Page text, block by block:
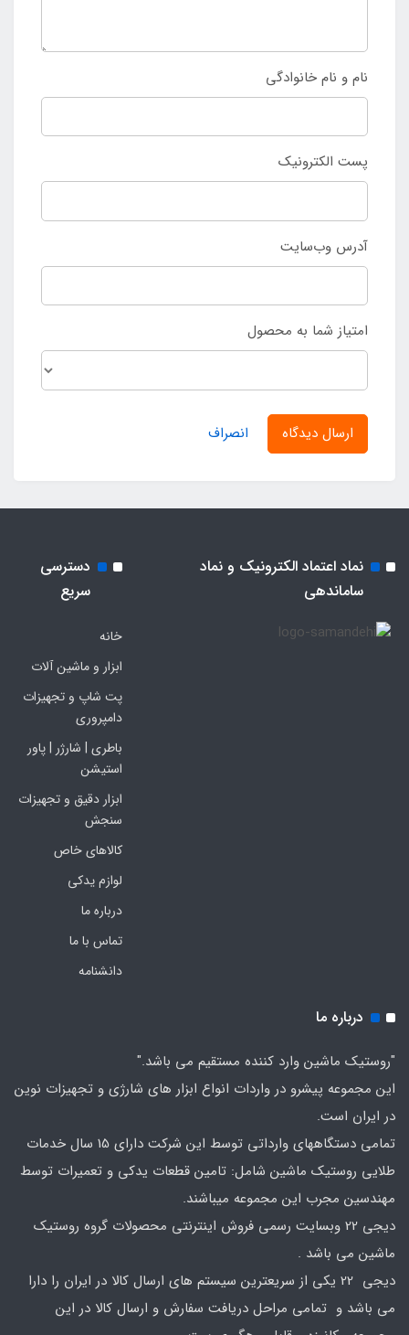
نام و نام خانوادگی
پست الکترونیک
آدرس وب‌سایت
امتیاز شما به محصول
ارسال دیدگاه انصراف
نماد اعتماد الکترونیک و نماد
ساماندهی
دسترسی
سریع
خانه
ابزار و ماشین آلات
پت شاپ و تجهیزات
دامپروری
باطری | شارژر | پاور
استیشن
ابزار دقیق و تجهیزات
سنجش
کالاهای خاص
لوازم یدکی
درباره ما
تماس با ما
دانشنامه
درباره ما
"روستیک ماشین وارد کننده مستقیم می باشد."
این مجموعه پیشرو در واردات انواع ابزار های شارژی و تجهیزات نوین
در ایران است.
تمامی دستگاههای وارداتی توسط این شرکت دارای 15 سال خدمات
طلایی روستیک ماشین شامل: تامین قطعات یدکی و تعمیرات توسط
مهندسین مجرب این مجموعه میباشند.
دیجی 22 وبسایت رسمی فروش اینترنتی محصولات گروه روستیک
ماشین می باشد .
دیجی 22 یکی از سریعترین سیستم های ارسال کالا در ایران را دارا
می باشد و تمامی مراحل دریافت سفارش و ارسال کالا در این